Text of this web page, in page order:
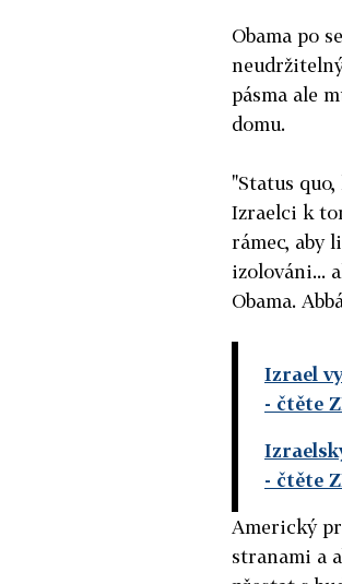
Obama po
pásma ale
domu.
"Status
Izraelci k
rámec, aby
izolováni...
Obama.
Izrael
- čtěte
- čtěte
Americký
stranami a